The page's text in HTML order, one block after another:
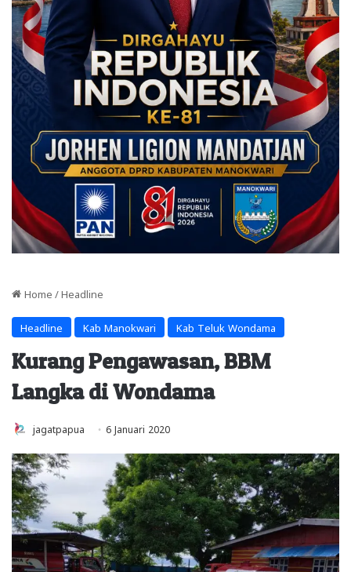
Home / Headline
Headline Kab Manokwari Kab Teluk Wondama
Kurang Pengawasan, BBM
Langka di Wondama
jagatpapua 6 Januari 2020